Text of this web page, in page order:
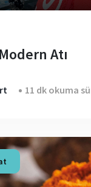
Atı
11 dk okuma